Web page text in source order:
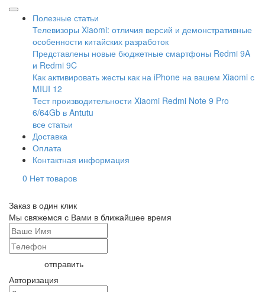
Полезные статьи
Телевизоры Xiaomi: отличия версий и демонстративные
особенности китайских разработок
Представлены новые бюджетные смартфоны Redmi 9A
и Redmi 9C
Как активировать жесты как на iPhone на вашем Xiaomi с
MIUI 12
Тест производительности Xiaomi Redmi Note 9 Pro
6/64Gb в Antutu
все статьи
Доставка
Оплата
Контактная информация
0 Нет товаров
Заказ в один клик
Мы свяжемся с Вами в ближайшее время
Авторизация